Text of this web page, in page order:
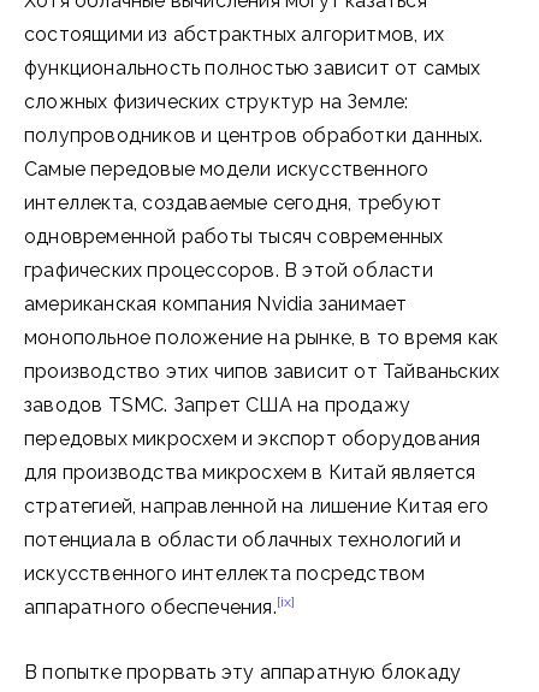
состоящими из абстрактных алгоритмов, их
функциональность полностью зависит от самых
сложных физических структур на Земле:
полупроводников и центров обработки данных.
Самые передовые модели искусственного
интеллекта, создаваемые сегодня, требуют
одновременной работы тысяч современных
графических процессоров. В этой области
американская компания Nvidia занимает
монопольное положение на рынке, в то время как
производство этих чипов зависит от Тайваньских
заводов TSMC. Запрет США на продажу
передовых микросхем и экспорт оборудования
для производства микросхем в Китай является
стратегией, направленной на лишение Китая его
потенциала в области облачных технологий и
искусственного интеллекта посредством
аппаратного обеспечения.[ix]
В попытке прорвать эту аппаратную блокаду